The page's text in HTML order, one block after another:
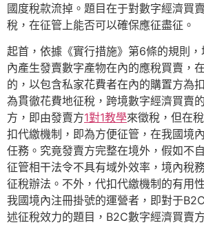
國度稅款流掉。題目在于對數字經濟買
稅，在征管上能否可以確保應征盡征。
起首，依據《實行措施》第6條的規則
內產生發賣數字產物在內的應稅買賣，
的，以包含私家花費者在內的購置方為
為貫徹花費地征稅，跨境數字經濟買賣
方，即由發賣方1對1教學來徵稅，但在
扣代繳機制，即為方便征管，在我國境
任務。究竟發賣方完整在境外，假如不
征管相干法令不具有域外效率，境內稅
征稅辦法。不外，代扣代繳機制的有用
我國境內注冊掛號的運營者，即對于
述征稅效力的題目，B2C數字經濟買賣